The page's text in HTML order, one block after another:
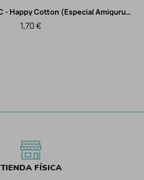
Vista rápida Hilo de algodón DMC - Happy Cotton (Especial Amigurumi)
1,70 €
TIENDA FÍSICA